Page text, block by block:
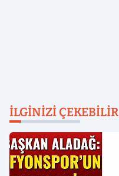
İLGINIZI ÇEKEBILIR